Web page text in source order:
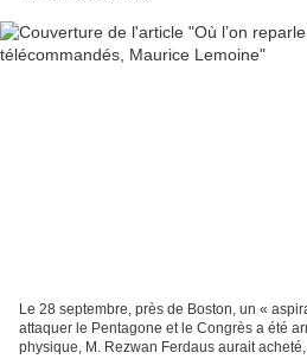
Le 28 septembre, près de Boston, un «
attaquer le Pentagone et le Congrès a été
physique, M. Rezwan Ferdaus aurait